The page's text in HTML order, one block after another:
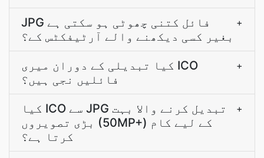
JPG فائل کتنی چھوٹی ہو سکتی ہے
بغیر کسی دیکھنے والے آرٹیفکٹس کے؟
+
کیا تبدیلی کے دوران میری ICO
فائلیں نجی ہیں؟
+
کیا ICO سے JPG تبدیل کرنے والا بہت
بڑی تصویروں (50MP+) کے لیے کام
کرتا ہے؟
+